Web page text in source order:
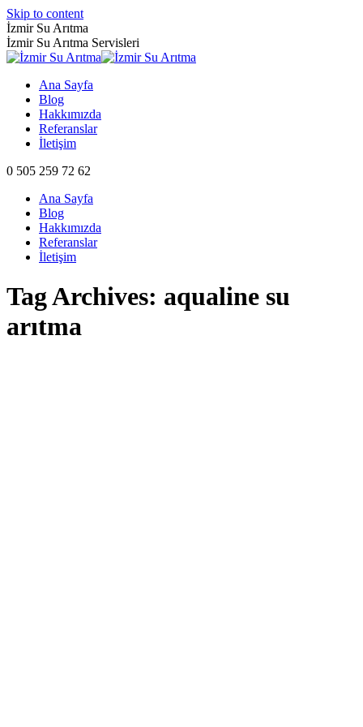
Skip to content
İzmir Su Arıtma
İzmir Su Arıtma Servisleri
Ana Sayfa
Blog
Hakkımızda
Referanslar
İletişim
0 505 259 72 62
Ana Sayfa
Blog
Hakkımızda
Referanslar
İletişim
Tag Archives: aqualine su
arıtma